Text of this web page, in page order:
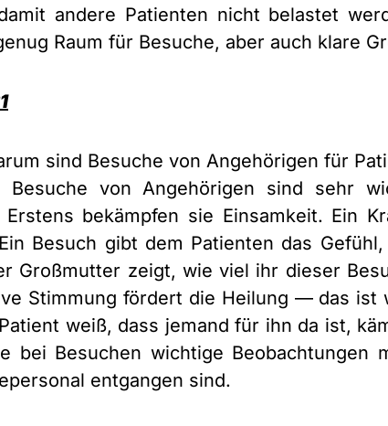
andere Patienten nicht belastet
Raum für Besuche, aber auch klare
sind Besuche von Angehörigen für
Besuche von Angehörigen sind sehr
Erstens bekämpfen sie Einsamkeit. Ein
Besuch gibt dem Patienten das
Großmutter zeigt, wie viel ihr dieser
Stimmung fördert die Heilung — das ist
weiß, dass jemand für ihn da ist,
bei Besuchen wichtige
entgangen sind.